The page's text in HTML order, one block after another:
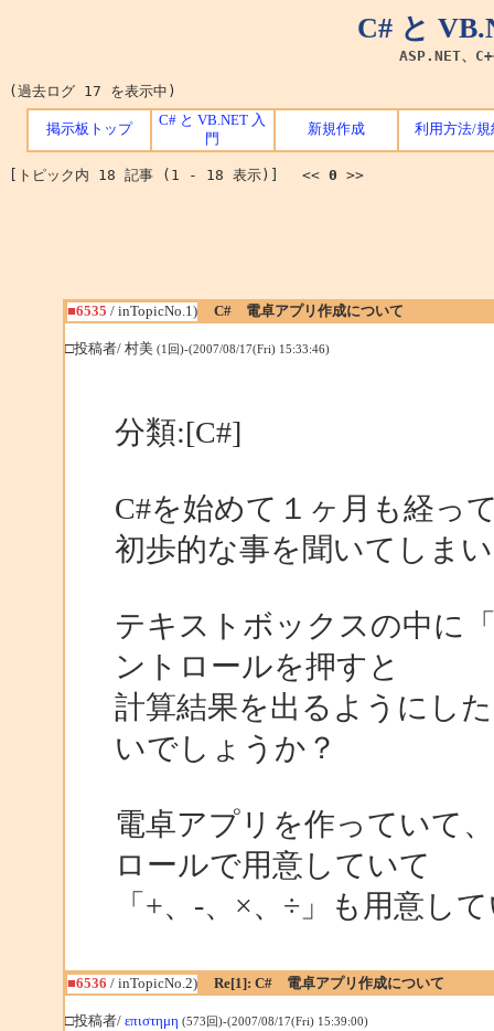
C# と
ASP.NET、
(過去ログ 17 を表示中)
掲示板トップ
C# と VB.NET 入
門
新規作成 利用方法/規
[トピック内 18 記事 (1 - 18 表示)] << 0 >>
■6535 / inTopicNo.1) C# 電卓アプリ作成について
□投稿者/ 村美 (1回)-(2007/08/17(Fri) 15:33:46)
分類:[C#]
C#を始めて１ヶ月も経っ
初歩的な事を聞いてしま
テキストボックスの中に
ントロールを押すと
計算結果を出るようにし
いでしょうか？
電卓アプリを作っていて
ロールで用意していて
「+、-、×、÷」も用意し
■6536 / inTopicNo.2) Re[1]: C# 電卓アプリ作成について
□投稿者/ επιστημη (573回)-(2007/08/17(Fri) 15:39:00)